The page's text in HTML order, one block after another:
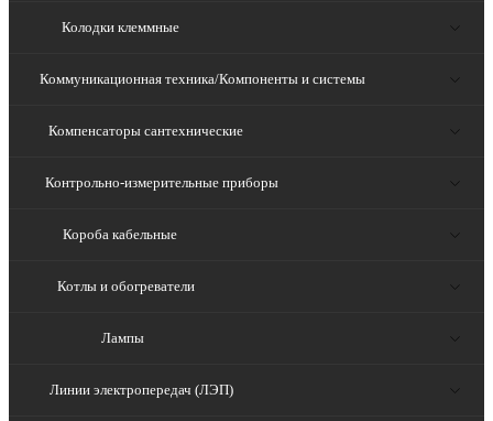
Колодки клеммные
Коммуникационная техника/Компоненты и системы
Компенсаторы сантехнические
Контрольно-измерительные приборы
Короба кабельные
Котлы и обогреватели
Лампы
Линии электропередач (ЛЭП)